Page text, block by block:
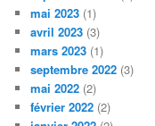
mai 2023 (1)
avril 2023 (3)
mars 2023 (1)
septembre 2022 (3)
mai 2022 (2)
février 2022 (2)